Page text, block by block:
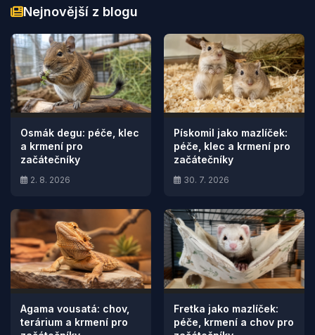
Nejnovější z blogu
Osmák degu: péče, klec
a krmení pro
začátečníky
2. 8. 2026
Pískomil jako mazlíček:
péče, klec a krmení pro
začátečníky
30. 7. 2026
Agama vousatá: chov,
terárium a krmení pro
Fretka jako mazlíček:
péče, krmení a chov pro